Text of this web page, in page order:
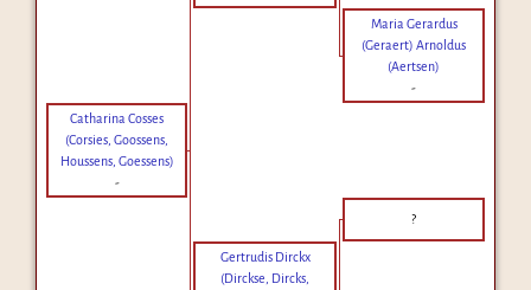
Maria Gerardus
(Geraert) Arnoldus
(Aertsen)
-
Catharina Cosses
(Corsies, Goossens,
Houssens, Goessens)
-
?
Gertrudis Dirckx
(Dirckse, Dircks,